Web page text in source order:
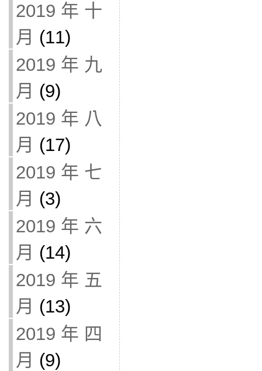
2019 年 十
月 (11)
2019 年 九
月 (9)
2019 年 八
月 (17)
2019 年 七
月 (3)
2019 年 六
月 (14)
2019 年 五
月 (13)
2019 年 四
月 (9)